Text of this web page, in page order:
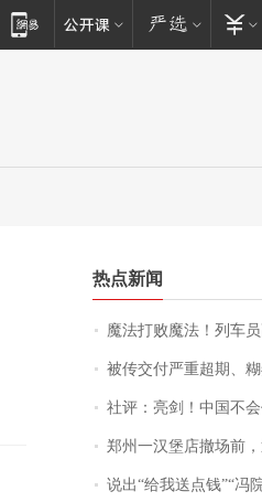
热点新闻
魔法打败魔法！列车员高铁上发试卷，小朋友一秒静音
被传交付严重超期、糊弄客户，知名独角兽车企创始人回应：都没证据，将
社评：亮剑！中国不
郑州一汉堡店撤场前，通过朋友圈提前告知逐一退费，有顾客仅
说出“给我送点钱”“冯院长挺喜欢你的”的执行局局